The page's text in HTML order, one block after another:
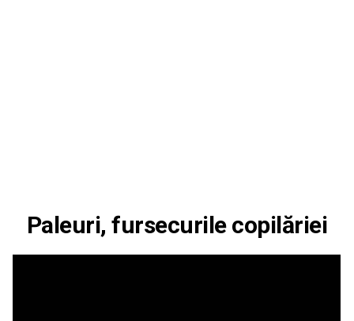
Paleuri, fursecurile copilăriei